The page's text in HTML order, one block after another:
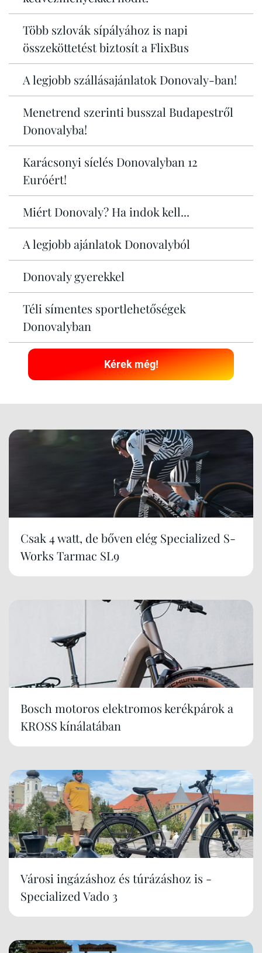
Több szlovák sípályához is napi
összeköttetést biztosít a FlixBus
A legjobb szállásajánlatok Donovaly-ban!
Menetrend szerinti busszal Budapestről
Donovalyba!
Karácsonyi síelés Donovalyban 12
Euróért!
Miért Donovaly? Ha indok kell...
A legjobb ajánlatok Donovalyból
Donovaly gyerekkel
Téli símentes sportlehetőségek
Donovalyban
Kérek még!
Csak 4 watt, de bőven elég Specialized S-
Works Tarmac SL9
Bosch motoros elektromos kerékpárok a
KROSS kínálatában
Városi ingázáshoz és túrázáshoz is -
Specialized Vado 3